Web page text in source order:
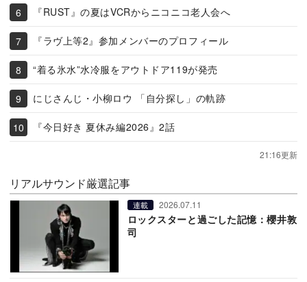
『RUST』の夏はVCRからニコニコ老人会へ
『ラヴ上等2』参加メンバーのプロフィール
“着る氷水”水冷服をアウトドア119が発売
にじさんじ・小柳ロウ 「自分探し」の軌跡
『今日好き 夏休み編2026』2話
21:16更新
リアルサウンド厳選記事
連載 2026.07.11
ロックスターと過ごした記憶：櫻井敦
司